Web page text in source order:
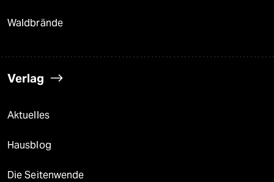
Waldbrände
Verlag
Aktuelles
Hausblog
Die Seitenwende